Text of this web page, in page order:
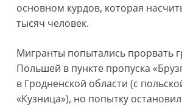
основном курдов, которая
тысяч человек.
Мигранты попытались прорвать
Польшей в пункте пропуска
в Гродненской области (с
«Кузница»), но попытку